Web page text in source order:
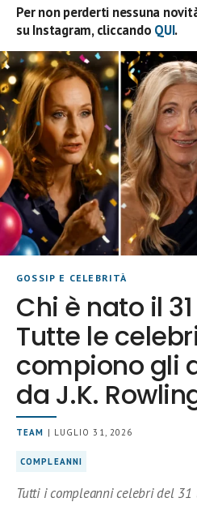
Per non perderti nessuna
su Instagram, cliccando QUI.
GOSSIP E CELEBRITÀ
Chi è nato il
Tutte le
compiono gli
da J.K.
TEAM | LUGLIO 31, 2026
COMPLEANNI
Tutti i compleanni celebri del